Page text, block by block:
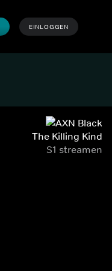
EINLOGGEN
The Killing Kind
S1 streamen